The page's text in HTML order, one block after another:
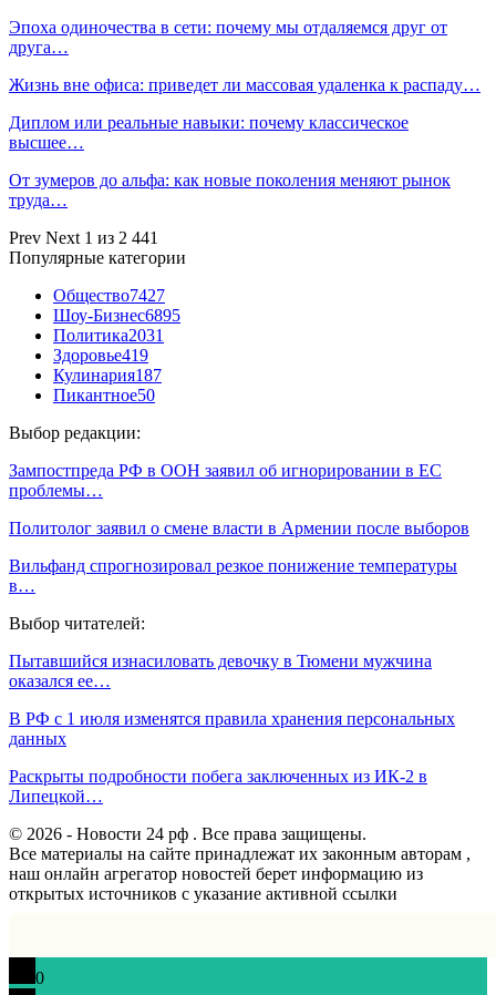
Эпоха одиночества в сети: почему мы отдаляемся друг от
друга…
Жизнь вне офиса: приведет ли массовая удаленка к распаду…
Диплом или реальные навыки: почему классическое
высшее…
От зумеров до альфа: как новые поколения меняют рынок
труда…
Prev Next 1 из 2 441
Популярные категории
Общество7427
Шоу-Бизнес6895
Политика2031
Здоровье419
Кулинария187
Пикантное50
Выбор редакции:
Зампостпреда РФ в ООН заявил об игнорировании в ЕС
проблемы…
Политолог заявил о смене власти в Армении после выборов
Вильфанд спрогнозировал резкое понижение температуры
в…
Выбор читателей:
Пытавшийся изнасиловать девочку в Тюмени мужчина
оказался ее…
В РФ с 1 июля изменятся правила хранения персональных
данных
Раскрыты подробности побега заключенных из ИК-2 в
Липецкой…
© 2026 - Новости 24 рф . Все права защищены.
Все материалы на сайте принадлежат их законным авторам ,
наш онлайн агрегатор новостей берет информацию из
открытых источников с указание активной ссылки
0